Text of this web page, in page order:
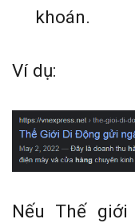
khoán.
Ví dụ:
Nếu Thế